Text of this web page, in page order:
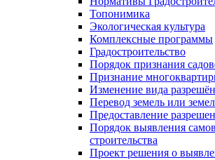
Топонимика
Экологическая культура
Комплексные программы
Градостроительство
Порядок признания
Признание
Изменение вида
Перевод земель или
Предоставление
Порядок выявления
строительства
Проект решения о